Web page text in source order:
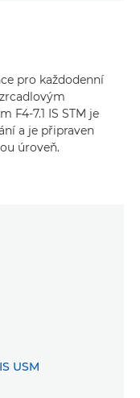
pro každodenní
F4-7.1 IS STM je
a je připraven
úroveň.